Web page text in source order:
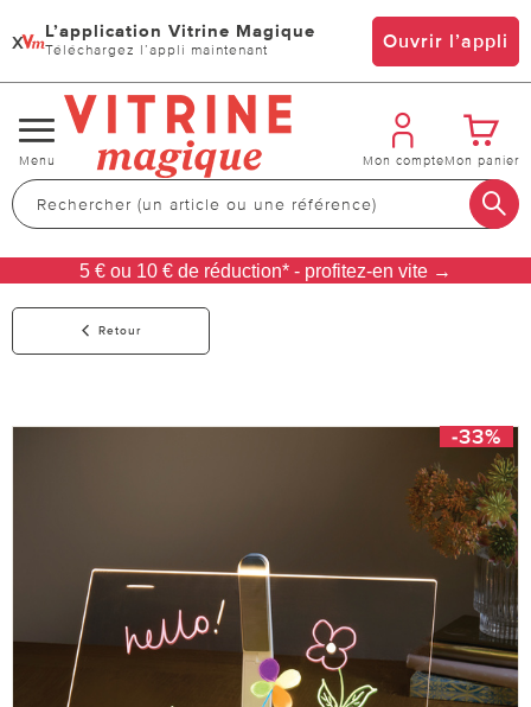
x L’application Vitrine Magique
Téléchargez l’appli maintenant Ouvrir l’appli
Changer
de
navigation
Menu Mon compteMon panier
5 € ou 10 € de réduction* - profitez-en vite →
Retour
-33%